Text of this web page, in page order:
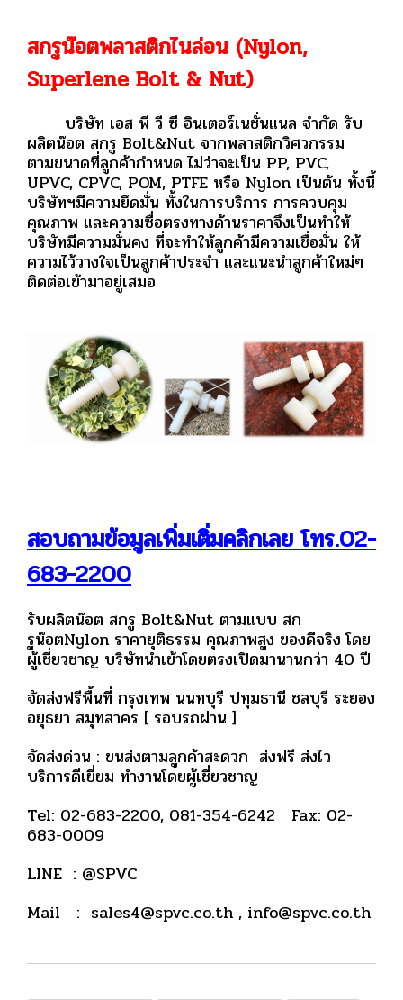
สกรูน๊อตพลาสติกไนล่อน (ฺNylon,
Superlene Bolt & Nut)
บริษัท เอส พี วี ซี อินเตอร์เนชั่นแนล จำกัด รับ
ผลิตน๊อต สกรู Bolt&Nut จากพลาสติกวิศวกรรม
ตามขนาดที่ลูกค้ากำหนด ไม่ว่าจะเป็น PP, PVC,
UPVC, CPVC, POM, PTFE หรือ Nylon เป็นต้น ทั้งนี้
บริษัทฯมีความยึดมั่น ทั้งในการบริการ การควบคุม
คุณภาพ และความซื่อตรงทางด้านราคาจึงเป็นทำให้
บริษัทมีความมั่นคง ที่จะทำให้ลูกค้ามีความเชื่อมั่น ให้
ความไว้วางใจเป็นลูกค้าประจำ และแนะนำลูกค้าใหม่ๆ
ติดต่อเข้ามาอยู่เสมอ
สอบถามข้อมูลเพิ่มเติ่มคลิกเลย โทร.02-
683-2200
รับผลิตน๊อต สกรู Bolt&Nut ตามแบบ สก
รูน๊อตNylon ราคายุติธรรม คุณภาพสูง ของดีจริง โดย
ผู้เชี่ยวชาญ บริษัทนำเข้าโดยตรงเปิดมานานกว่า 40 ปี
จัดส่งฟรีพื้นที่ กรุงเทพ นนทบุรี ปทุมธานี ชลบุรี ระยอง
อยุธยา สมุทสาคร [ รอบรถผ่าน ]
จัดส่งด่วน : ขนส่งตามลูกค้าสะดวก ส่งฟรี ส่งไว
บริการดีเยี่ยม ทำงานโดยผู้เชี่ยวชาญ
Tel: 02-683-2200, 081-354-6242 Fax: 02-
683-0009
LINE : @SPVC
Mail : sales4@spvc.co.th , info@spvc.co.th